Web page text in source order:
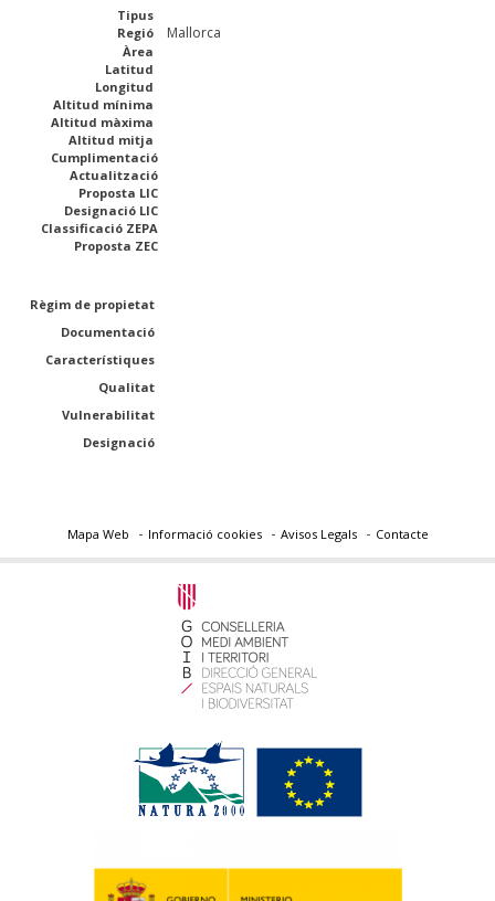
Tipus
Regió
Mallorca
Àrea
Latitud
Longitud
Altitud mínima
Altitud màxima
Altitud mitja
Cumplimentació
Actualització
Proposta LIC
Designació LIC
Classificació ZEPA
Proposta ZEC
Règim de propietat
Documentació
Característiques
Qualitat
Vulnerabilitat
Designació
Mapa Web Informació cookies Avisos Legals Contacte